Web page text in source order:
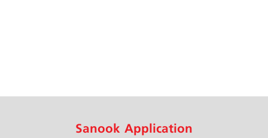
Sanook Application